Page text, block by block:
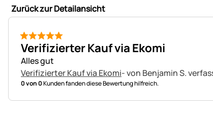
Zurück zur Detailansicht
5 von 5
Verifizierter Kauf via Ekomi
Alles gut
Verifizierter Kauf via Ekomi- von Benjamin S.
0 von 0Kunden fanden diese Bewertung hilfreich.